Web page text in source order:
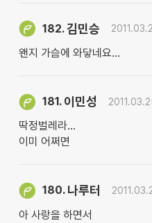
182.김민승
왠지 가슴에 와닿네요...
181. 이민성
딱정벌레라...
이미 어쩌면
180. 나루터
아 사랑을 하면서